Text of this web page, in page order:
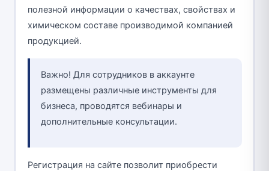
полезной информации о качествах, свойствах и
химическом составе производимой компанией
продукцией.
Важно! Для сотрудников в аккаунте
размещены различные инструменты для
бизнеса, проводятся вебинары и
дополнительные консультации.
Регистрация на сайте позволит приобрести